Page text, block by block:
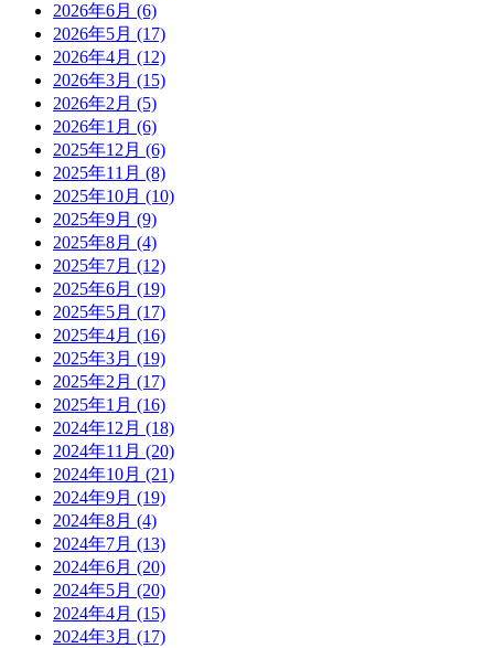
2026年6月 (6)
2026年5月 (17)
2026年4月 (12)
2026年3月 (15)
2026年2月 (5)
2026年1月 (6)
2025年12月 (6)
2025年11月 (8)
2025年10月 (10)
2025年9月 (9)
2025年8月 (4)
2025年7月 (12)
2025年6月 (19)
2025年5月 (17)
2025年4月 (16)
2025年3月 (19)
2025年2月 (17)
2025年1月 (16)
2024年12月 (18)
2024年11月 (20)
2024年10月 (21)
2024年9月 (19)
2024年8月 (4)
2024年7月 (13)
2024年6月 (20)
2024年5月 (20)
2024年4月 (15)
2024年3月 (17)